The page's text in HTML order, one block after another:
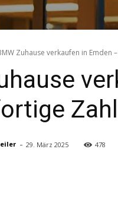
Zuhause verkaufen in Emden
- 29. März 2025 478